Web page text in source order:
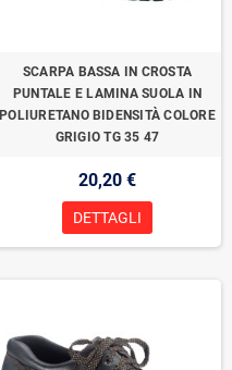
SCARPA BASSA IN CROSTA
PUNTALE E LAMINA SUOLA IN
POLIURETANO BIDENSITÀ COLORE
GRIGIO TG 35 47
20,20 €
DETTAGLI